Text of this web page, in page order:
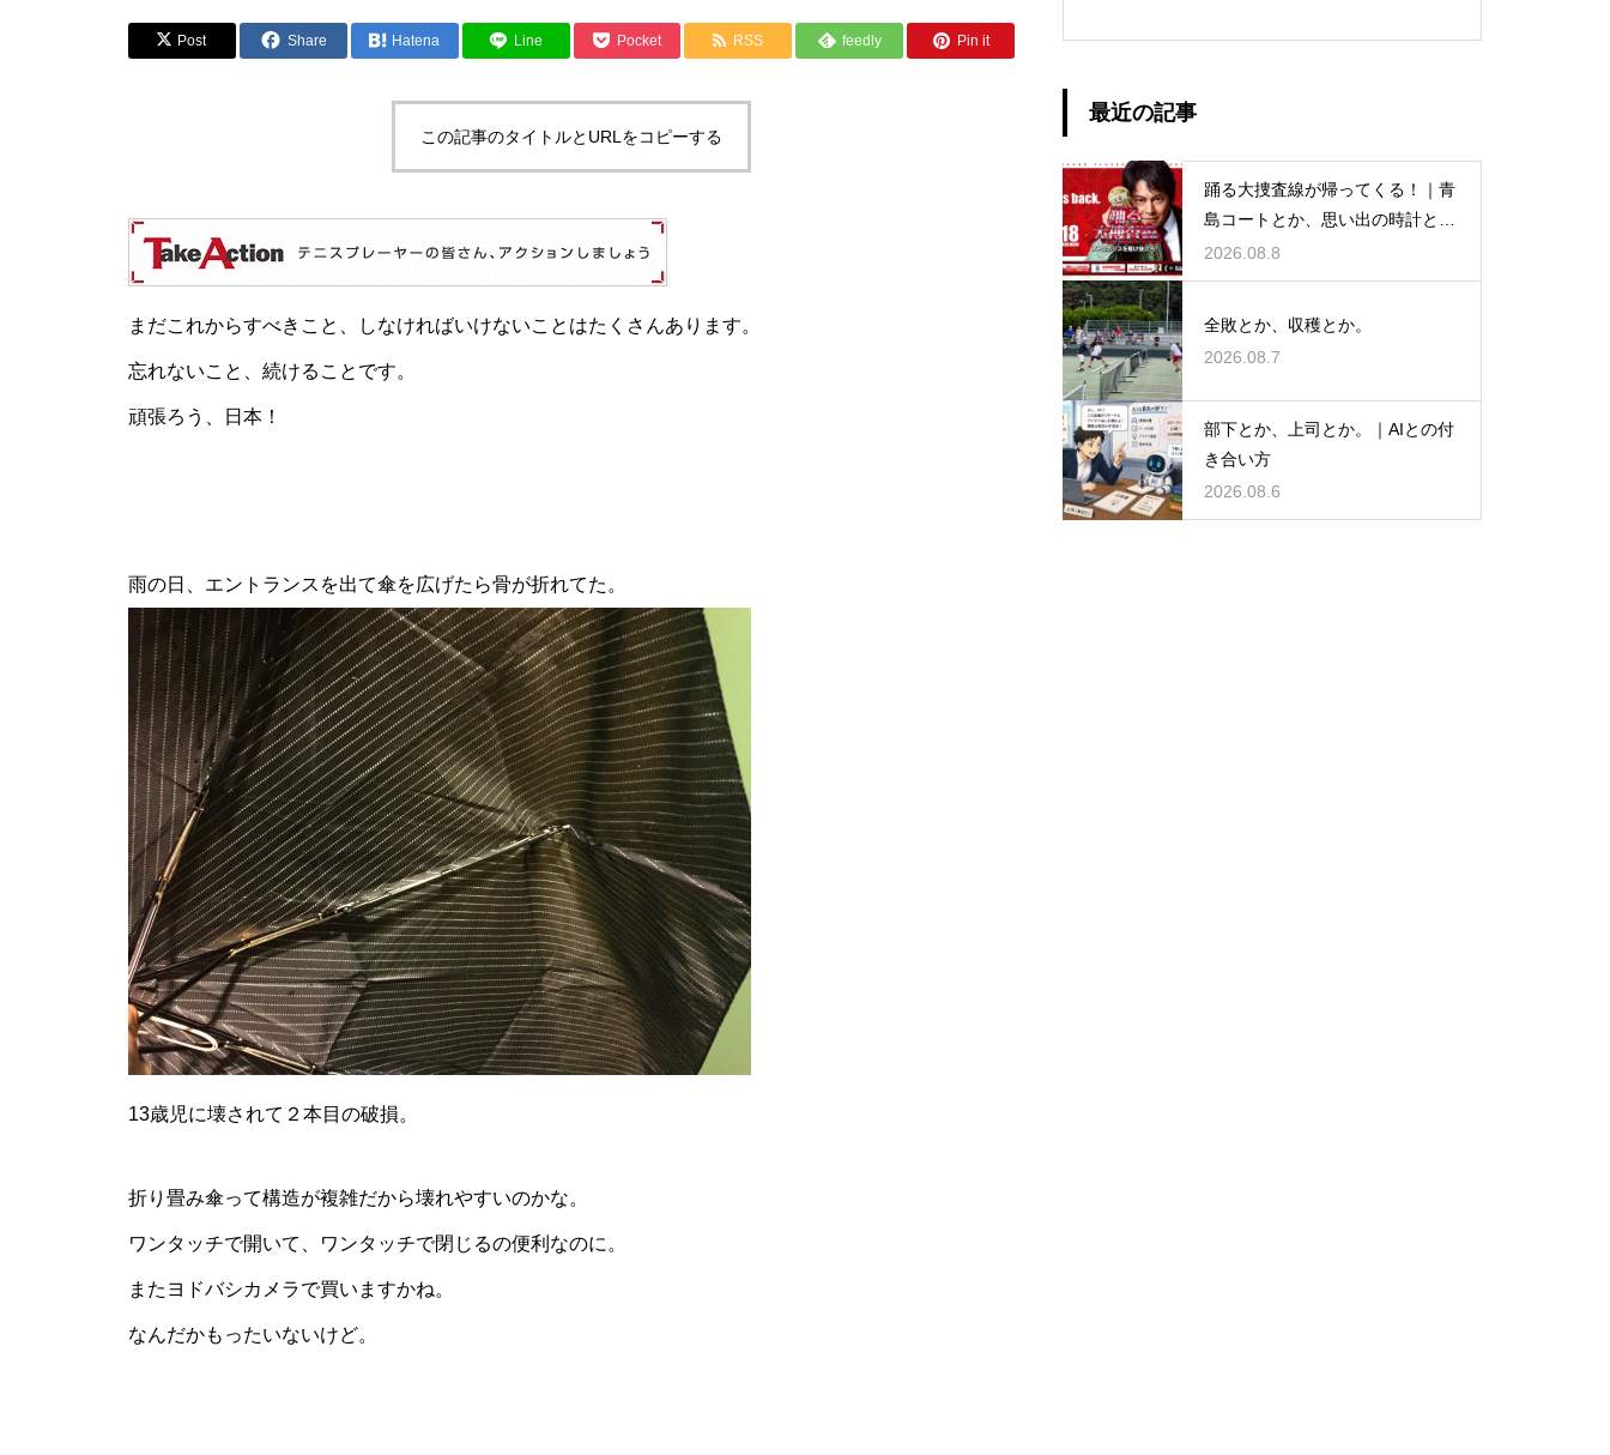
Post Share Hatena Line Pocket RSS feedly Pin it
この記事のタイトルとURLをコピーする
まだこれからすべきこと、しなければいけないことはたくさんあります。
忘れないこと、続けることです。
頑張ろう、日本！
雨の日、エントランスを出て傘を広げたら骨が折れてた。
13歳児に壊されて２本目の破損。
折り畳み傘って構造が複雑だから壊れやすいのかな。
ワンタッチで開いて、ワンタッチで閉じるの便利なのに。
またヨドバシカメラで買いますかね。
なんだかもったいないけど。
最近の記事
踊る大捜査線が帰ってくる！｜青
島コートとか、思い出の時計と
か。
2026.08.8
全敗とか、収穫とか。
2026.08.7
部下とか、上司とか。｜AIとの付
き合い方
2026.08.6